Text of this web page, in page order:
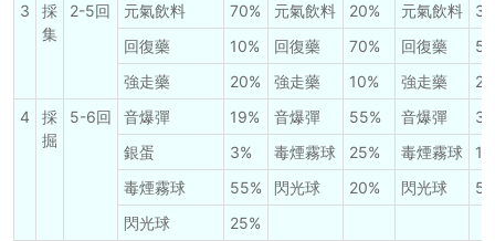
3
採
集
2-5回 元氣飲料 70% 元氣飲料 20% 元氣飲料
回復藥
10% 回復藥 70% 回復藥
強走藥
20% 強走藥 10% 強走藥
4
採
掘
5-6回 音爆彈 19% 音爆彈 55% 音爆彈
銀蛋
3% 毒煙霧球 25% 毒煙霧球
毒煙霧球
55% 閃光球 20% 閃光球
閃光球
25%